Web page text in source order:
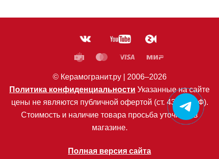
© Керамогранит.ру | 2006–2026
Политика конфиденциальности Указанные на сайте
цены не являются публичной офертой (ст. 435 ГК РФ).
Стоимость и наличие товара просьба уточнять в
магазине.
Полная версия сайта